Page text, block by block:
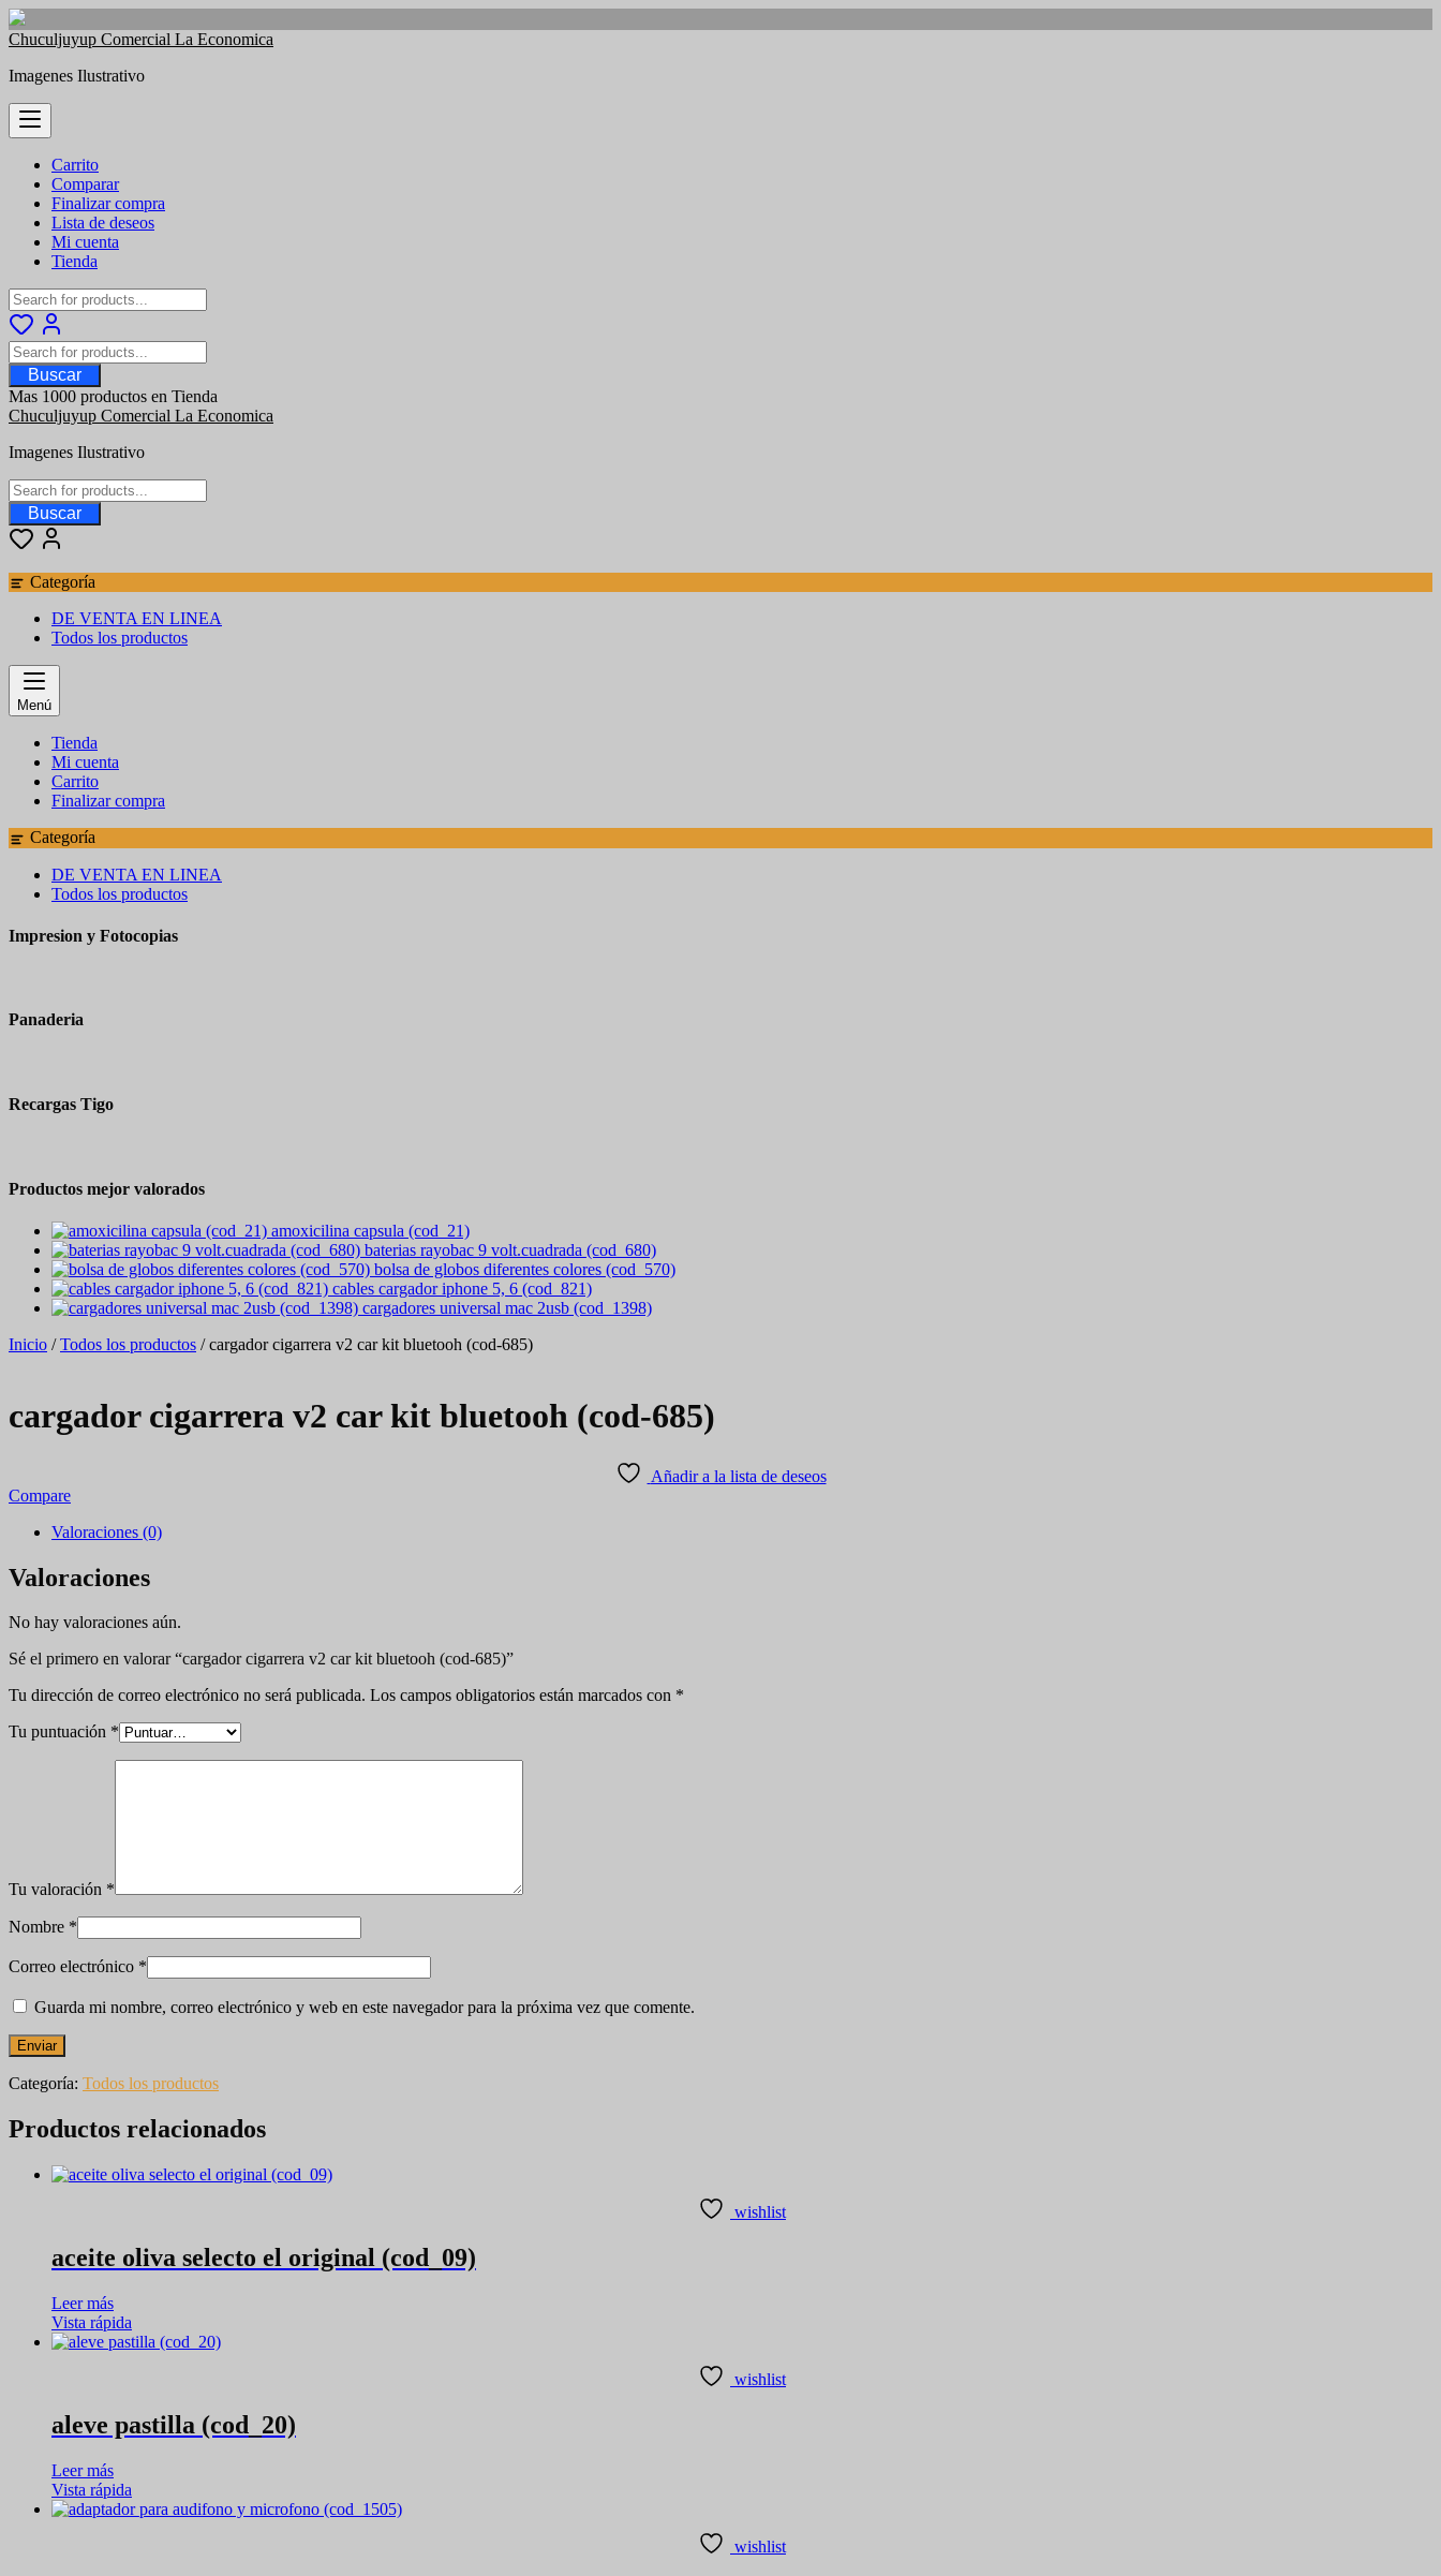
Saltar
contenido
Chuculjuyup Comercial La Economica
Imagenes Ilustrativo
Carrito
Comparar
Finalizar compra
Lista de deseos
Mi cuenta
Tienda
Buscar
Mas 1000 productos en Tienda
Chuculjuyup Comercial La Economica
Imagenes Ilustrativo
Buscar
Categoría
DE VENTA EN LINEA
Todos los productos
Menú
Tienda
Mi cuenta
Carrito
Finalizar compra
Categoría
DE VENTA EN LINEA
Todos los productos
Impresion y Fotocopias
Panaderia
Recargas Tigo
Productos mejor valorados
amoxicilina capsula (cod_21)
baterias rayobac 9 volt.cuadrada (cod_680)
bolsa de globos diferentes colores (cod_570)
cables cargador iphone 5, 6 (cod_821)
cargadores universal mac 2usb (cod_1398)
Inicio /Todos los productos / cargador cigarrera v2 car kit bluetooh (cod-685)
cargador cigarrera v2 car kit bluetooh (cod-685)
Añadir a la lista de deseos
Compare
Valoraciones (0)
Valoraciones
No hay valoraciones aún.
Sé el primero en valorar “cargador cigarrera v2 car kit bluetooh (cod-685)”
Tu dirección de correo electrónico no será publicada. Los campos obligatorios están marcados con *
Tu puntuación *
Tu valoración *
Nombre *
Correo electrónico *
Guarda mi nombre, correo electrónico y web en este navegador para la próxima vez que comente.
Categoría: Todos los productos
Productos relacionados
wishlist
aceite oliva selecto el original (cod_09)
Leer más
Vista rápida
wishlist
aleve pastilla (cod_20)
Leer más
Vista rápida
wishlist